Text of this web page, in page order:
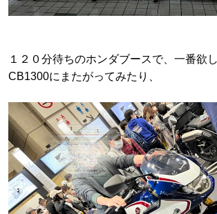
１２０分待ちのホンダブースで、一番欲し
CB1300にまたがってみたり、